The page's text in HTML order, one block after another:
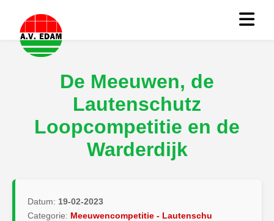
De Meeuwen, de
Lautenschutz
Loopcompetitie en de
Warderdijk
Datum: 19-02-2023
Categorie: Meeuwencompetitie - Lautenschu